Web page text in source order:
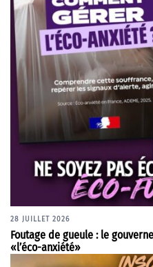
28 JUILLET 2026
Foutage de gueule : le
«l’éco-anxiété»